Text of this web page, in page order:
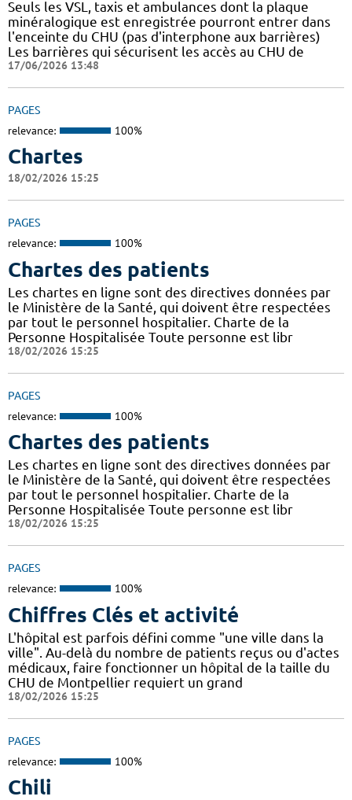
Seuls les VSL, taxis et ambulances dont la plaque
minéralogique est enregistrée pourront entrer dans
l'enceinte du CHU (pas d'interphone aux barrières)
Les barrières qui sécurisent les accès au CHU de
17/06/2026 13:48
PAGES
relevance: 100%
Chartes
18/02/2026 15:25
PAGES
relevance: 100%
Chartes des patients
Les chartes en ligne sont des directives données par
le Ministère de la Santé, qui doivent être respectées
par tout le personnel hospitalier. Charte de la
Personne Hospitalisée Toute personne est libr
18/02/2026 15:25
PAGES
relevance: 100%
Chartes des patients
Les chartes en ligne sont des directives données par
le Ministère de la Santé, qui doivent être respectées
par tout le personnel hospitalier. Charte de la
Personne Hospitalisée Toute personne est libr
18/02/2026 15:25
PAGES
relevance: 100%
Chiffres Clés et activité
L'hôpital est parfois défini comme "une ville dans la
ville". Au-delà du nombre de patients reçus ou d'actes
médicaux, faire fonctionner un hôpital de la taille du
CHU de Montpellier requiert un grand
18/02/2026 15:25
PAGES
relevance: 100%
Chili